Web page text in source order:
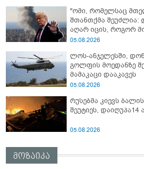
"ომი, რომელსაც
შთანთქმა
აღარ იცის, როგორ
York Times
05.08.2026
ლოს-ანჯელესში,
გოლფის მოედანზე
მამაკაცი დააკავეს
05.08.2026
რუსებმა კიევს
შეუტიეს, დაიღუპა14
05.08.2026
მოზაიკა